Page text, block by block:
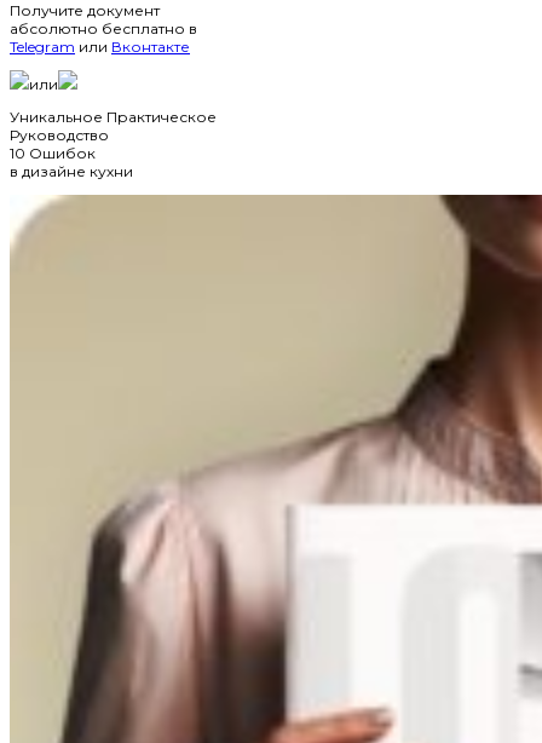
Получите документ
абсолютно бесплатно в
Telegram или Вконтакте
или
Уникальное Практическое
Руководство
10 Ошибок
в дизайне кухни